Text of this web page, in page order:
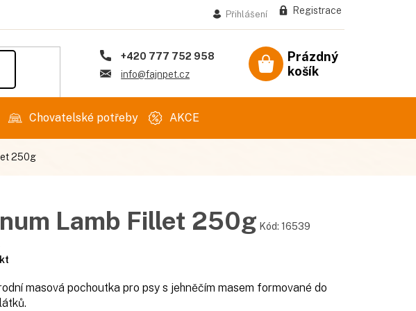
Přihlášení Registrace
+420 777 752 958
info@fajnpet.cz
Prázdný
košík
Chovatelské potřeby AKCE
250g
masová pochoutka pro psy s jehněčím masem formované do
Lamb Fillet 250g Kód: 16539